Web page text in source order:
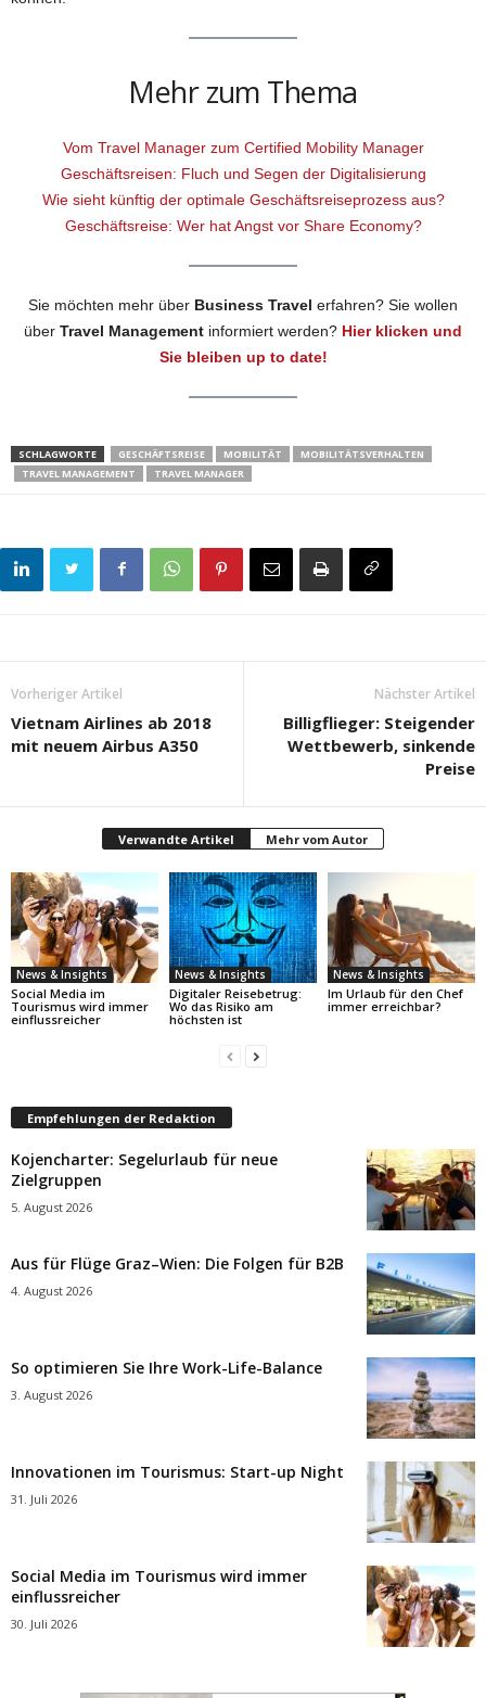
Mehr zum Thema
Vom Travel Manager zum Certified Mobility Manager
Geschäftsreisen: Fluch und Segen der Digitalisierung
Wie sieht künftig der optimale Geschäftsreiseprozess aus?
Geschäftsreise: Wer hat Angst vor Share Economy?
Sie möchten mehr über Business Travel erfahren? Sie wollen
über Travel Management informiert werden? Hier klicken und
Sie bleiben up to date!
SCHLAGWORTE GESCHÄFTSREISE MOBILITÄT
MOBILITÄTSVERHALTEN
TRAVEL MANAGEMENT
TRAVEL MANAGER
Vorheriger Artikel
Vietnam Airlines ab 2018
mit neuem Airbus A350
Nächster Artikel
Billigflieger: Steigender
Wettbewerb, sinkende
Preise
Verwandte Artikel Mehr vom Autor
News & Insights
Social Media im
Tourismus wird immer
einflussreicher
News & Insights
Digitaler Reisebetrug:
Wo das Risiko am
höchsten ist
News & Insights
Im Urlaub für den Chef
immer erreichbar?
Empfehlungen der Redaktion
Kojencharter: Segelurlaub für neue
Zielgruppen
5. August 2026
Aus für Flüge Graz–Wien: Die Folgen für B2B
4. August 2026
So optimieren Sie Ihre Work-Life-Balance
3. August 2026
Innovationen im Tourismus: Start-up Night
31. Juli 2026
Social Media im Tourismus wird immer
einflussreicher
30. Juli 2026